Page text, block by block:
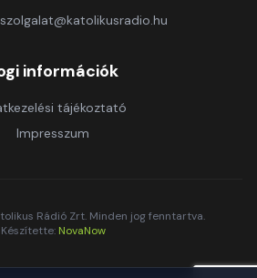
információk
tájékoztató
Impresszum
Rádió Zrt. Minden jog fenntartva.
Készítette: NovaNow